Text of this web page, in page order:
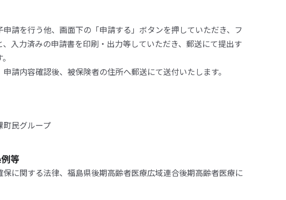
請を行う他、画面下の「申請する」ボタンを押していただき、フ
、入力済みの申請書を印刷・出力等していただき、郵送にて提出す
請内容確認後、被保険者の住所へ郵送にて送付いたします。
町民グループ
等
に関する法律、福島県後期高齢者医療広域連合後期高齢者医療に